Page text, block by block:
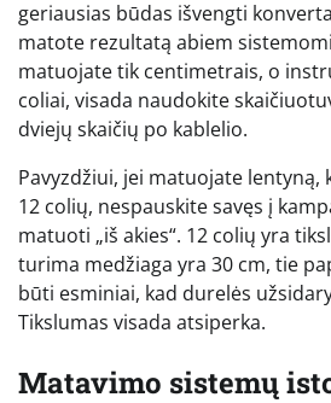
geriausias būdas išvengti
matote rezultatą abiem
matuojate tik centimetrais, o
coliai, visada naudokite
dviejų skaičių po kablelio.
Pavyzdžiui, jei matuojate
12 colių, nespauskite savęs į
matuoti „iš akies“. 12 colių yra
turima medžiaga yra 30 cm, tie
būti esminiai, kad durelės
Tikslumas visada atsiperka.
Matavimo sistemų